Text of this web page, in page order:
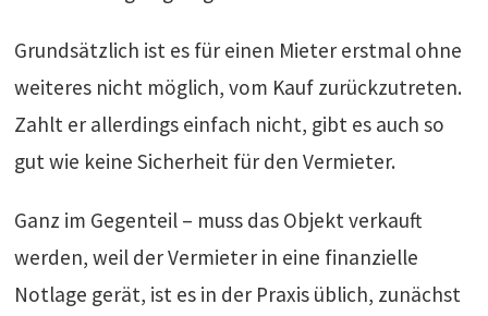
Grundsätzlich ist es für einen Mieter erstmal ohne
weiteres nicht möglich, vom Kauf zurückzutreten.
Zahlt er allerdings einfach nicht, gibt es auch so
gut wie keine Sicherheit für den Vermieter.
Ganz im Gegenteil – muss das Objekt verkauft
werden, weil der Vermieter in eine finanzielle
Notlage gerät, ist es in der Praxis üblich, zunächst